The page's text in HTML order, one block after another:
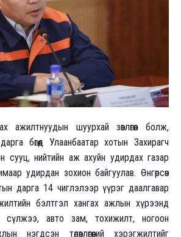
ажилтнуудын шуурхай зөвлөгөөн болж,
бөгөөд Улаанбаатар хотын Захирагч
сууц, нийтийн аж ахуйн удирдах газар
удирдан зохион байгуулав. Өнгөрсөн
Хотын дарга 14 чиглэлээр үүрэг даалгавар
бэлтгэл хангах ажлын хүрээнд
сүлжээ, авто зам, тохижилт, ногоон
нэгдсэн төлөвлөгөөний хэрэгжилтийг